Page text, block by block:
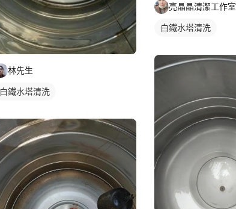
林先生
白鐵水塔清洗
亮晶晶清潔工作室
白鐵水塔清洗